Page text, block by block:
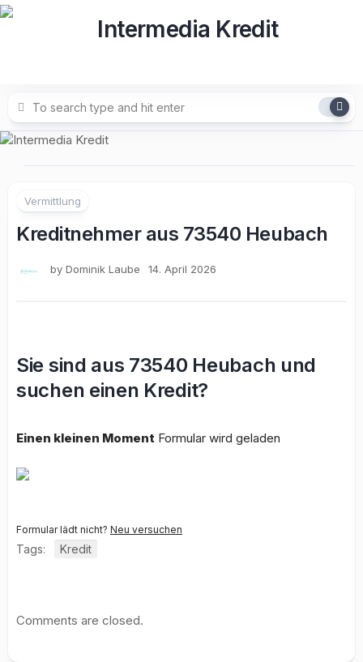
Skip
Vermittlung
Kreditnehmer aus 73540 Heubach
by Dominik Laube 14. April 2026
Sie sind aus 73540 Heubach und
suchen einen Kredit?
Einen kleinen Moment Formular wird geladen
Formular lädt nicht? Neu versuchen
Tags: Kredit
Comments are closed.